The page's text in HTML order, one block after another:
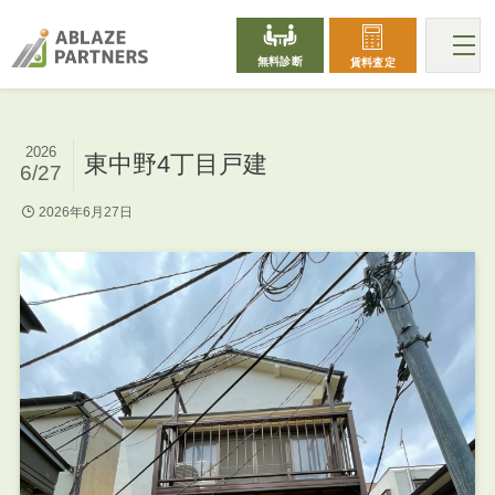
無料診断 賃料査定
東中野4丁目戸建
2026
6/27
2026年6月27日